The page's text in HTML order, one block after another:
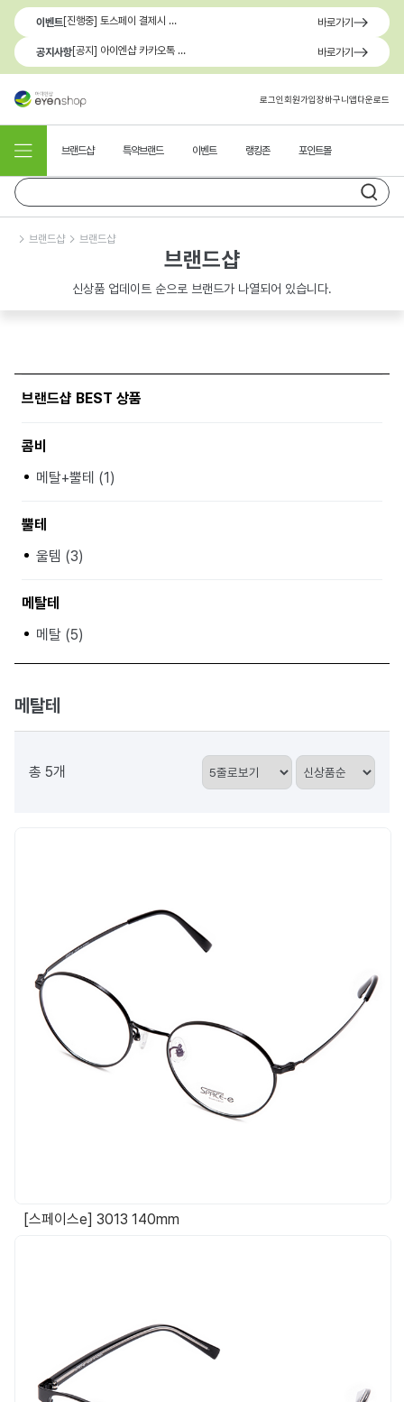
이벤트 [진행중] 토스페이 결제시 최대 1.3만원 혜택 바로가기
공지사항 [공지] 아이엔샵 카카오톡 1:1 문의 채널 이용 안내 바로가기
로그인회원가입장바구니앱다운로드
브랜드샵 특약브랜드 이벤트 랭킹존 포인트몰
브랜드샵 브랜드샵
브랜드샵
신상품 업데이트 순으로 브랜드가 나열되어 있습니다.
브랜드샵 BEST 상품
콤비
메탈+뿔테 (1)
뿔테
울템 (3)
메탈테
메탈 (5)
메탈테
총 5개
[스페이스e] 3013 140mm